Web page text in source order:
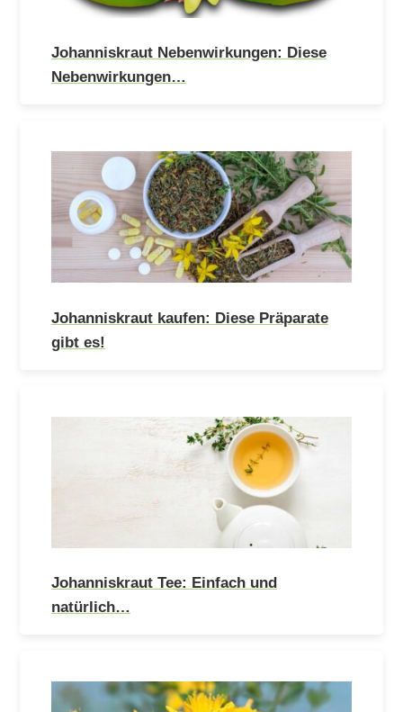
Johanniskraut Nebenwirkungen: Diese
Nebenwirkungen…
Johanniskraut kaufen: Diese Präparate
gibt es!
Johanniskraut Tee: Einfach und
natürlich…